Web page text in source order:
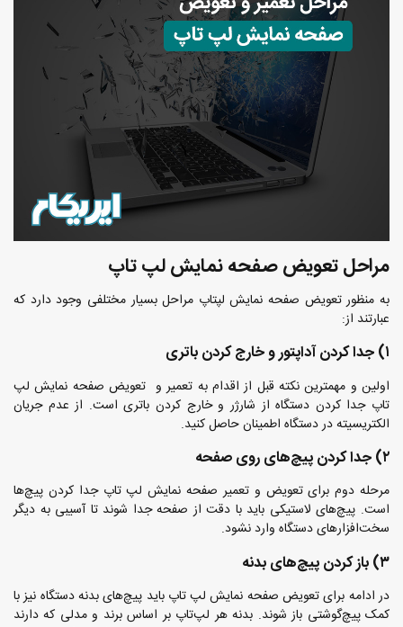
مراحل تعویض صفحه نمایش لپ تاپ
به منظور تعویض صفحه نمایش لپتاپ مراحل بسیار مختلفی وجود دارد که
عبارتند از:
۱) جدا کردن آداپتور و خارج کردن باتری
اولین و مهمترین نکته قبل از اقدام به تعمیر و تعویض صفحه نمایش لپ
تاپ جدا کردن دستگاه از شارژر و خارج کردن باتری است. از عدم جریان
الکتریسیته در دستگاه اطمینان حاصل کنید.
۲) جدا کردن پیچ‌های روی صفحه
مرحله دوم برای تعویض و تعمیر صفحه نمایش لپ تاپ جدا کردن پیچ‌ها
است. پیچ‌های لاستیکی باید با دقت از صفحه جدا شوند تا آسیبی به دیگر
سخت‌افزارهای دستگاه وارد نشود.
۳) باز کردن پیچ‌های بدنه
در ادامه برای تعویض صفحه نمایش لپ تاپ باید پیچ‌های بدنه دستگاه نیز با
کمک پیچ‌گوشتی باز شوند. بدنه هر لپ‌تاپ بر اساس برند و مدلی که دارند